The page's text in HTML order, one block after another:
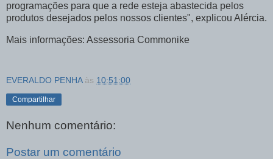
programações para que a rede esteja abastecida pelos
produtos desejados pelos nossos clientes", explicou Alércia.
Mais informações: Assessoria Commonike
EVERALDO PENHA às 10:51:00
Compartilhar
Nenhum comentário:
Postar um comentário